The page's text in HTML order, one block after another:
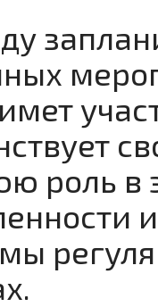
роль в